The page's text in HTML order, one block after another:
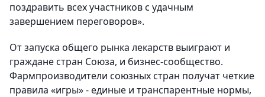
поздравить всех участников с удачным
завершением переговоров».
От запуска общего рынка лекарств выиграют и
граждане стран Союза, и бизнес-сообщество.
Фармпроизводители союзных стран получат четкие
правила «игры» - единые и транспарентные нормы,